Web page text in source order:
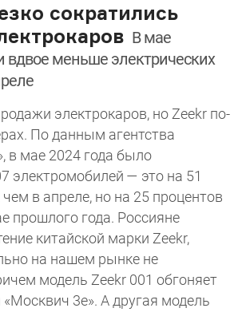
сократились
В мае
вдвое меньше электрических
электрокаров, но Zeekr по-
По данным агентства
в мае 2024 года было
электромобилей — это на 51
в апреле, но на 25 процентов
прошлого года. Россияне
китайской марки Zeekr,
на нашем рынке не
модель Zeekr 001 обгоняет
3е». А другая модель